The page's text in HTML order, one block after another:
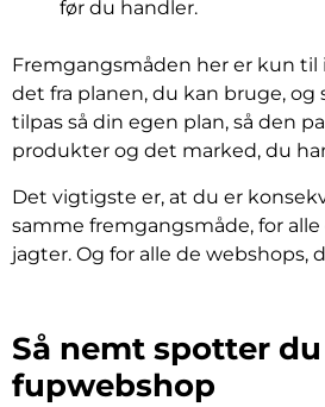
før du handler.
Fremgangsmåden her er kun til
det fra planen, du kan bruge,
tilpas så din egen plan, så den
produkter og det marked, du
Det vigtigste er, at du er
samme fremgangsmåde, for
jagter. Og for alle de webshops,
Så nemt spotter
fupwebshop